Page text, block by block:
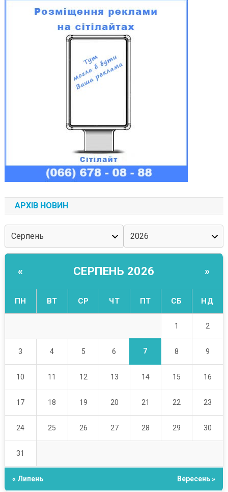
АРХІВ НОВИН
« СЕРПЕНЬ 2026 »
ПН ВТ СР ЧТ ПТ СБ НД
1 2
3 4 5 6 7 8 9
10 11 12 13 14 15 16
17 18 19 20 21 22 23
24 25 26 27 28 29 30
31
« Липень Вересень »